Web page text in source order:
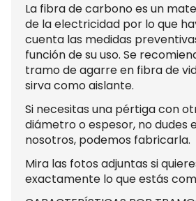
La fibra de carbono es un
de la electricidad por lo que
cuenta las medidas
función de su uso. Se
tramo de agarre en fibra de
sirva como aislante.
Si necesitas una pértiga con
diámetro o espesor, no
nosotros, podemos fabricarla.
Mira las fotos adjuntas si
exactamente lo que estás